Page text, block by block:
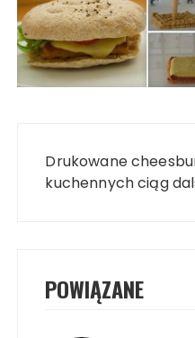
wpisu
Drukowane
kuchennych ciąg
POWIĄZANE